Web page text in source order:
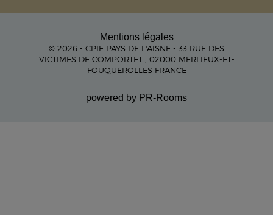
Mentions légales
© 2026 - CPIE PAYS DE L'AISNE - 33 RUE DES
VICTIMES DE COMPORTET , 02000 MERLIEUX-ET-
FOUQUEROLLES FRANCE
powered by PR-Rooms